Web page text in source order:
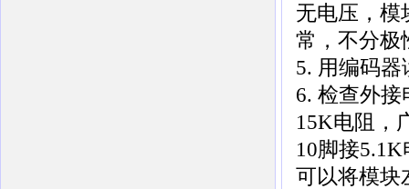
无电压，模
常，不分极
5. 用编码
6. 检查外
15K电阻，
10脚接
可以将模块